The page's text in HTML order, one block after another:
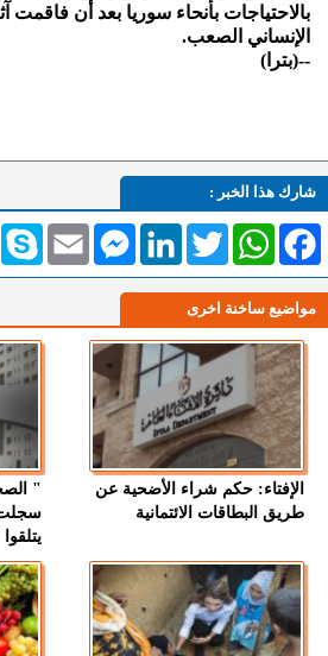
بالاحتياجات بأنحاء سوريا بعد أن فاقمت
الإنساني الصعب.
--(بترا)
شارك هذا الخبر :
Skype Email
MessengerLinkedInTwitterWhatsAppFacebook
مواضيع ساخنة اخرى
الإفتاء: حكم شراء الأضحية عن
طريق البطاقات الائتمانية
سجلت